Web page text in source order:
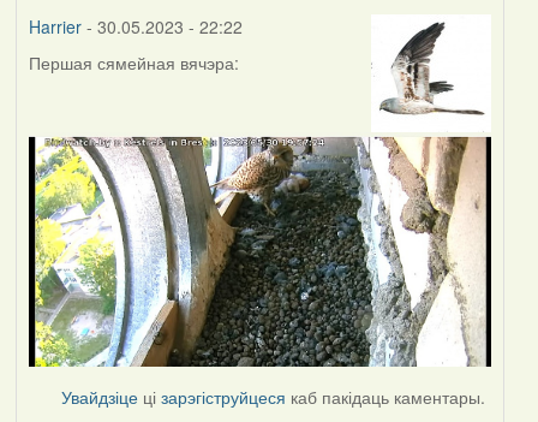
Harrier- 30.05.2023 - 22:22
Першая сямейная вячэра:
Увайдзіце цізарэгіструйцеся каб пакідаць каментары.